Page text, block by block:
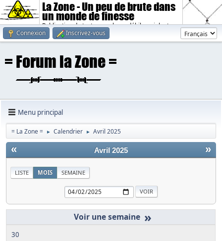
La Zone - Un peu de brute dans
un monde de finesse
Publication de textes sombres, débiles, violents.
Connexion
Inscrivez-vous
Menu principal
= La Zone = ► Calendrier ► Avril 2025
« »
Avril 2025
LISTE MOIS SEMAINE
»
30